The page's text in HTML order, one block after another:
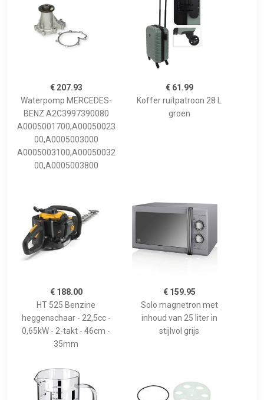
€ 207.93
Waterpomp MERCEDES-
BENZ A2C3997390080
A0005001700,A00050023
00,A0005003000
A0005003100,A00050032
00,A0005003800
€ 61.99
Koffer ruitpatroon 28 L
groen
€ 188.00
HT 525 Benzine
heggenschaar - 22,5cc -
0,65kW - 2-takt - 46cm -
35mm
€ 159.95
Solo magnetron met
inhoud van 25 liter in
stijlvol grijs